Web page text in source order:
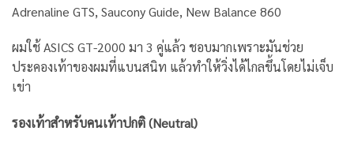
Adrenaline GTS, Saucony Guide, New Balance 860
ผมใช้ ASICS GT-2000 มา 3 คู่แล้ว ชอบมากเพราะมันช่วย
ประคองเท้าของผมที่แบนสนิท แล้วทำให้วิ่งได้ไกลขึ้นโดยไม่เจ็บ
เข่า
รองเท้าสำหรับคนเท้าปกติ (Neutral)